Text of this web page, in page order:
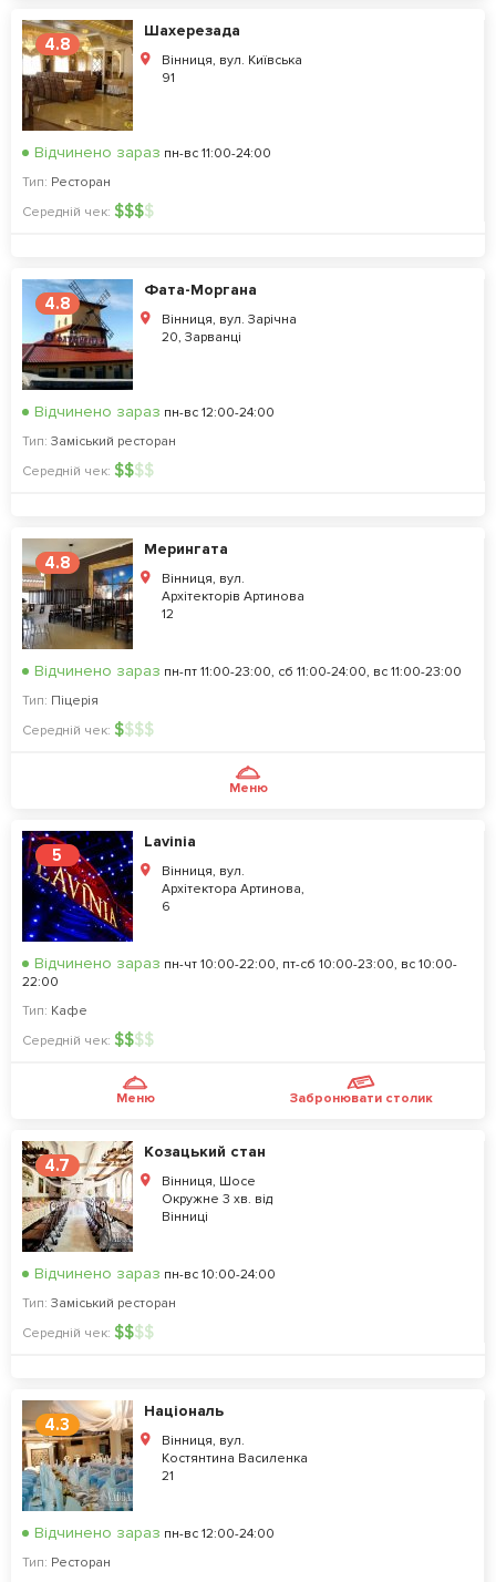
4.8
Шахерезада
Вінниця, вул. Київська
91
Відчинено зараз пн-вс 11:00-24:00
Тип: Ресторан
Середній чек: $$$$
4.8
Фата-Моргана
Вінниця, вул. Зарічна
20, Зарванці
Відчинено зараз пн-вс 12:00-24:00
Тип: Заміський ресторан
Середній чек: $$$$
4.8
Мерингата
Вінниця, вул.
Архітекторів Артинова
12
Відчинено зараз пн-пт 11:00-23:00, сб 11:00-24:00, вс 11:00-23:00
Тип: Піцерія
Середній чек: $$$$
Меню
5
Laviniа
Вінниця, вул.
Архітектора Артинова,
6
Відчинено зараз пн-чт 10:00-22:00, пт-сб 10:00-23:00, вс 10:00-
22:00
Тип: Кафе
Середній чек: $$$$
Меню Забронювати столик
4.7
Козацький стан
Вінниця, Шосе
Окружне 3 хв. від
Вінниці
Відчинено зараз пн-вс 10:00-24:00
Тип: Заміський ресторан
Середній чек: $$$$
4.3
Національ
Вінниця, вул.
Костянтина Василенка
21
Відчинено зараз пн-вс 12:00-24:00
Тип: Ресторан